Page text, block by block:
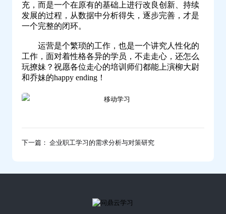
充，而是一个在原有的基础上进行改良创新、持续
发展的过程，从数据中分析得失，逐步完善，才是
一个完整的闭环。
运营是个繁琐的工作，也是一个讲究人性化的
工作，面对着性格各异的学员，不走走心，还怎么
玩撩妹？祝愿各位走心的培训师们都能上演柳大尉
和乔妹的happy ending！
下一篇： 企业职工学习的需求分析与对策研究